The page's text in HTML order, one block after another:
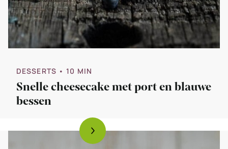
DESSERTS • 10 MIN
Snelle cheesecake met port en blauwe
bessen